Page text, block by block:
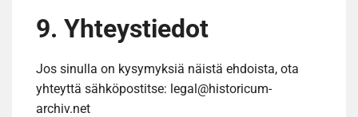
9. Yhteystiedot
Jos sinulla on kysymyksiä näistä ehdoista, ota
yhteyttä sähköpostitse: legal@historicum-
archiv.net